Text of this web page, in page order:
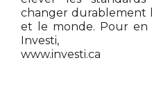
changer durablement
et le monde. Pour en
www.investi.ca